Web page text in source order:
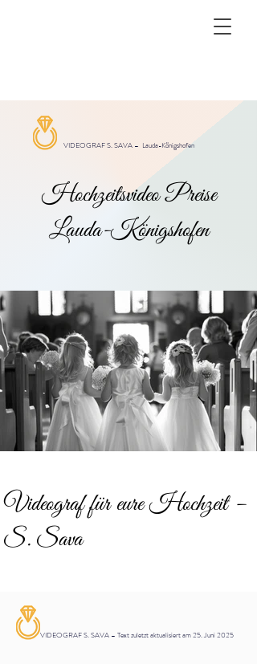
VIDEOGRAF S. SAVA – Lauda-Königshofen
Hochzeitsvideo Preise
Lauda-Königshofen
Videograf für eure Hochzeit –
S. Sava
VIDEOGRAF S. SAVA – Text zuletzt aktualisiert am 25. Juni 2025